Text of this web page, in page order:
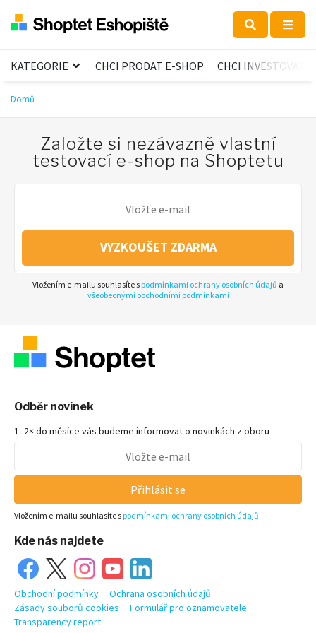
KATEGORIE CHCI PRODAT E-SHOP CHCI INVESTOVAT
Domů
Založte si nezávazně vlastní
testovací e-shop na Shoptetu
VYZKOUŠET ZDARMA
Vložením e-mailu souhlasíte s podmínkami ochrany osobních údajů a
všeobecnými obchodními podmínkami
Odběr novinek
1–2× do měsíce vás budeme informovat o novinkách z oboru
Přihlásit se
Vložením e-mailu souhlasíte s podmínkami ochrany osobních údajů
Kde nás najdete
Obchodní podmínky
Ochrana osobních údajů
Zásady souborů cookies
Formulář pro oznamovatele
Transparency report